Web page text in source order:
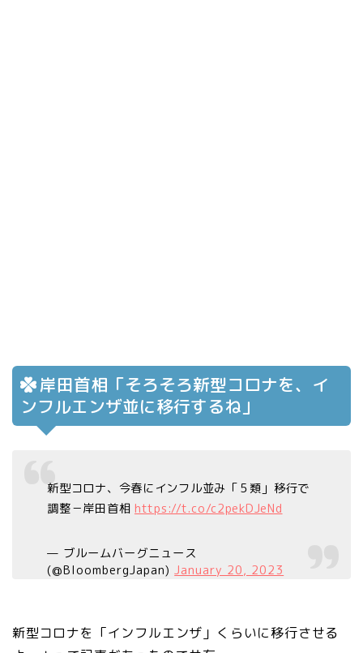
岸田首相「そろそろ新型コロナを、イ
ンフルエンザ並に移行するね」
新型コロナ、今春にインフル並み「５類」移行で
調整－岸田首相 https://t.co/c2pekDJeNd
— ブルームバーグニュース
(@BloombergJapan)January 20, 2023
新型コロナを「インフルエンザ」くらいに移行させる